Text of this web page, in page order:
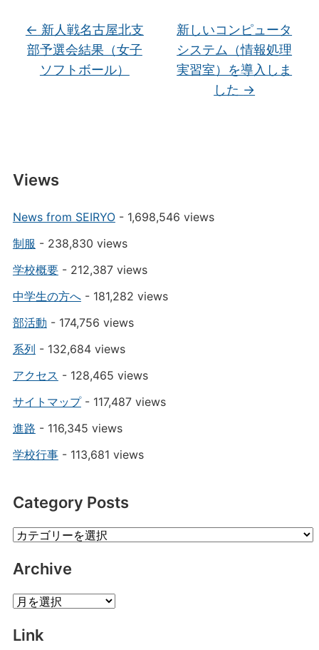
← 新人戦名古屋北支
部予選会結果（女子
ソフトボール）
新しいコンピュータ
システム（情報処理
実習室）を導入しま
した →
Views
News from SEIRYO- 1,698,546 views
制服 - 238,830 views
学校概要- 212,387 views
中学生の方へ- 181,282 views
部活動 - 174,756 views
系列 - 132,684 views
アクセス - 128,465 views
サイトマップ- 117,487 views
進路 - 116,345 views
学校行事- 113,681 views
Category Posts
Category
Archive
Archive
Link